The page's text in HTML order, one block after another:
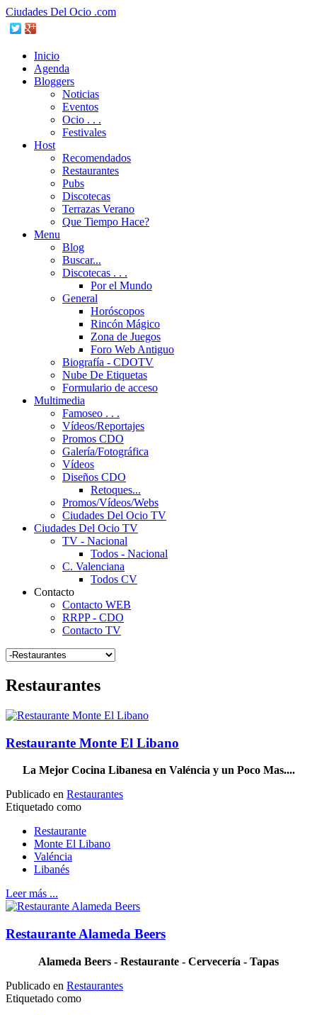
Ciudades Del Ocio .com
Inicio
Agenda
Bloggers
Noticias
Eventos
Ocio . . .
Festivales
Host
Recomendados
Restaurantes
Pubs
Discotecas
Terrazas Verano
Que Tiempo Hace?
Menu
Blog
Buscar...
Discotecas . . .
Por el Mundo
General
Horóscopos
Rincón Mágico
Zona de Juegos
Foro Web Antiguo
Biografía - CDOTV
Nube De Etiquetas
Formulario de acceso
Multimedia
Famoseo . . .
Vídeos/Reportajes
Promos CDO
Galería/Fotográfica
Vídeos
Diseños CDO
Retoques...
Promos/Vídeos/Webs
Ciudades Del Ocio TV
Ciudades Del Ocio TV
TV - Nacional
Todos - Nacional
C. Valenciana
Todos CV
Contacto
Contacto WEB
RRPP - CDO
Contacto TV
Restaurantes
Restaurante Monte El Libano
La Mejor Cocina Libanesa en Valéncia y un Poco Mas....
Publicado en Restaurantes
Etiquetado como
Restaurante
Monte El Libano
Valéncia
Libanés
Leer más ...
Restaurante Alameda Beers
Alameda Beers - Restaurante - Cervecería - Tapas
Publicado en Restaurantes
Etiquetado como